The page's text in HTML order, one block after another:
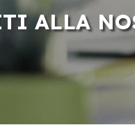
ALLA